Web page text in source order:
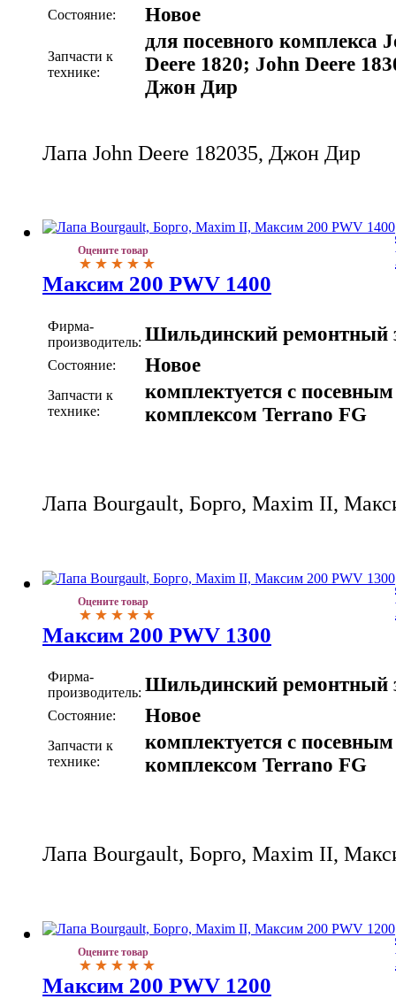
Состояние: Новое
Запчасти к
технике:
для посевного комплекса
Deere 1820; John Deere
Джон Дир
Лапа John Deere 182035, Джон Дир
Оцените товар
Максим 200 PWV 1400
Фирма-
производитель: Шильдинский ремонтный
Состояние: Новое
Запчасти к
технике:
комплектуется с посевным
комплексом Terrano FG
Лапа Bourgault, Борго, Maxim II,
Оцените товар
Максим 200 PWV 1300
Фирма-
производитель: Шильдинский ремонтный
Состояние: Новое
Запчасти к
технике:
комплектуется с посевным
комплексом Terrano FG
Лапа Bourgault, Борго, Maxim II,
Оцените товар
Максим 200 PWV 1200